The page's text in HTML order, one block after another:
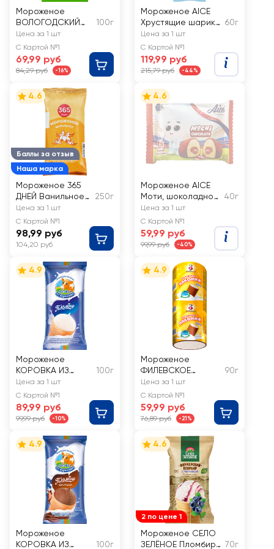
Мороженое
ВОЛОГОДСКИЙ
ПЛОМБИР
Пломбир
ванильный 15%, без
змж, вафельный
стаканчик
100г
Цена за 1 шт
С Картой №1
69,99 руб
84,29 руб -16%
Мороженое AICE
Хрустящие шарики,
с змж, эскимо
60г
Цена за 1 шт
С Картой №1
119,99 руб
215,79 руб -44%
Баллы за отзыв
Наша марка
4.6
Мороженое 365
ДНЕЙ Ванильное
12%, с змж, брикет
250г
Цена за 1 шт
С Картой №1
98,99 руб
104,20 руб
4.6
Мороженое AICE
Моти, шоколадное
3,15%
40г
Цена за 1 шт
С Картой №1
59,99 руб
99,99 руб -40%
4.9
Мороженое
КОРОВКА ИЗ
КОРЕНОВКИ
Пломбир, без змж,
вафельный
стаканчик
100г
Цена за 1 шт
С Картой №1
89,99 руб
99,99 руб -10%
4.9
Мороженое
ФИЛЕВСКОЕ
Филевская
лакомка,
сливочное во
взбитой
шоколадной
глазури 10%, без
змж, трубочка
90г
Цена за 1 шт
С Картой №1
59,99 руб
76,89 руб -21%
4.9
Мороженое
КОРОВКА ИЗ
100г
2 по цене 1
4.6
Мороженое СЕЛО
ЗЕЛЁНОЕ Пломбир
70г